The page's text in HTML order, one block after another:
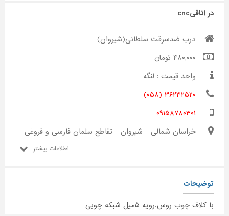
در اتاقیcnc
درب ضدسرقت سلطانی(شیروان)
۴۸۰,۰۰۰ تومان
واحد قیمت : لنگه
۳۶۲۳۲۵۲۰ (۰۵۸)
۰۹۱۵۸۷۸۰۳۰۱
خراسان شمالی - شیروان - تقاطع سلمان فارسی و فروغی
اطلاعات بیشتر
توضیحات
با کلاف چوب روس.رویه ۵میل شبکه چوبی